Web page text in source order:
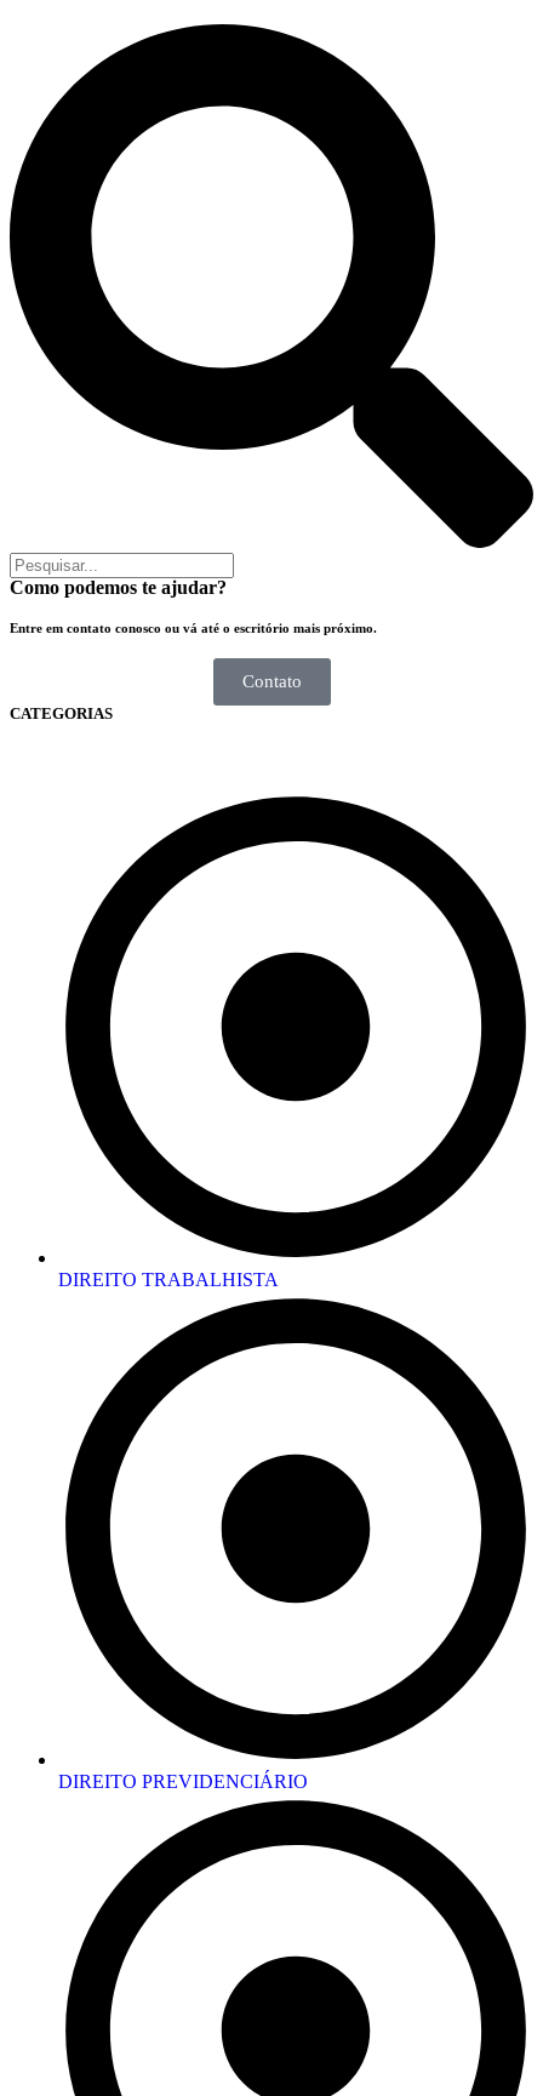
Como podemos te ajudar?
Entre em contato conosco ou vá até o escritório mais próximo.
Contato
CATEGORIAS
DIREITO TRABALHISTA
DIREITO PREVIDENCIÁRIO